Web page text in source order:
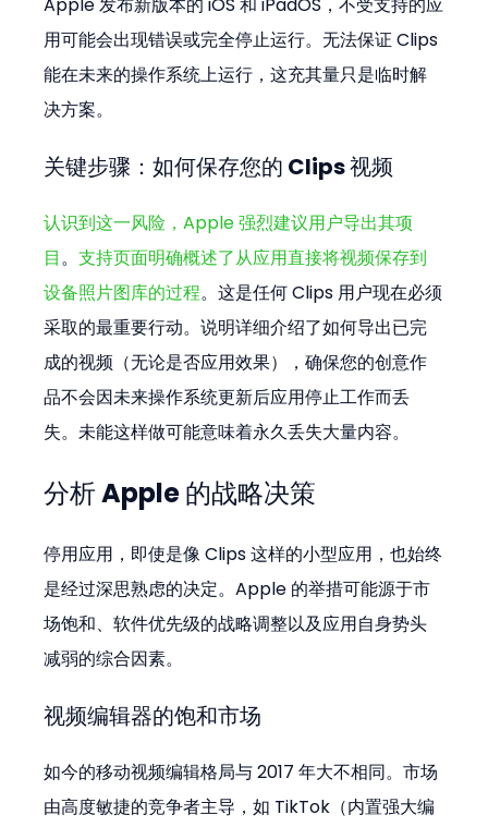
用可能会出现错误或完全停止运行。无法保证 Clips
能在未来的操作系统上运行，这充其量只是临时解
决方案。
关键步骤：如何保存您的 Clips 视频
认识到这一风险，Apple 强烈建议用户导出其项
目。支持页面明确概述了从应用直接将视频保存到
设备照片图库的过程。这是任何 Clips 用户现在必须
采取的最重要行动。说明详细介绍了如何导出已完
成的视频（无论是否应用效果），确保您的创意作
品不会因未来操作系统更新后应用停止工作而丢
失。未能这样做可能意味着永久丢失大量内容。
分析 Apple 的战略决策
停用应用，即使是像 Clips 这样的小型应用，也始终
是经过深思熟虑的决定。Apple 的举措可能源于市
场饱和、软件优先级的战略调整以及应用自身势头
减弱的综合因素。
视频编辑器的饱和市场
如今的移动视频编辑格局与 2017 年大不相同。市场
由高度敏捷的竞争者主导，如 TikTok（内置强大编